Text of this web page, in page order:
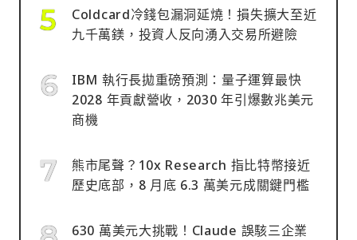
Coldcard冷錢包漏洞延燒！損失擴大至近
九千萬鎂，投資人反向湧入交易所避險
IBM 執行長拋重磅預測：量子運算最快
2028 年貢獻營收，2030 年引爆數兆美元
商機
熊市尾聲？10x Research 指比特幣接近
歷史底部，8 月底 6.3 萬美元成關鍵門檻
630 萬美元大挑戰！Claude 誤駭三企業